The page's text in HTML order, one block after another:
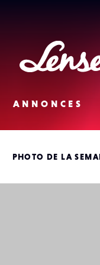
ANNONCES
PHOTO DE LA